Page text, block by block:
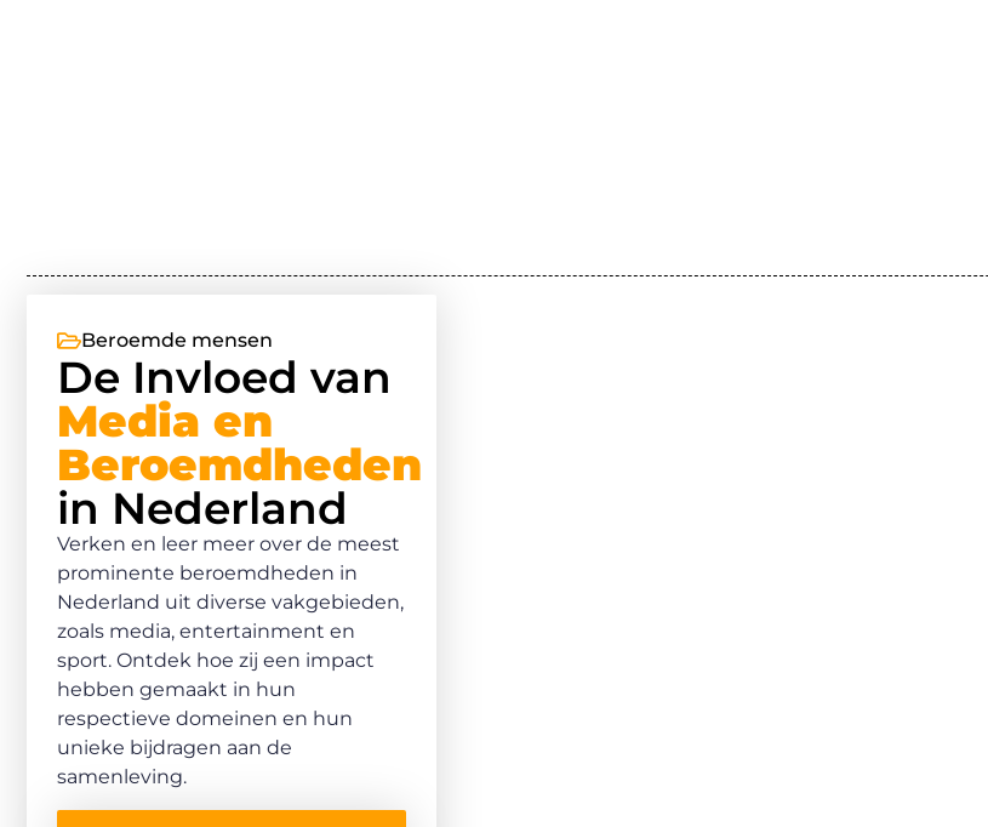
Beroemde mensen
De Invloed van
Media en
Beroemdheden
in Nederland
Verken en leer meer over de meest
prominente beroemdheden in
Nederland uit diverse vakgebieden,
zoals media, entertainment en
sport. Ontdek hoe zij een impact
hebben gemaakt in hun
respectieve domeinen en hun
unieke bijdragen aan de
samenleving.